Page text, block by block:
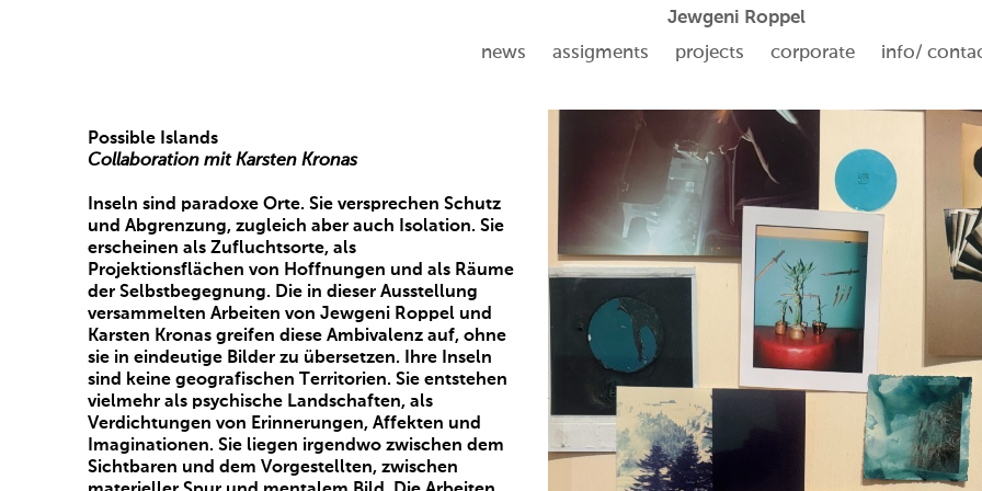
Jewgeni Roppel
news
assigments projects corporate info/
Possible Islands
Collaboration mit Karsten Kronas
Inseln sind paradoxe Orte. Sie versprechen Schutz
und Abgrenzung, zugleich aber auch Isolation. Sie
erscheinen als Zufluchtsorte, als
Projektionsflächen von Hoffnungen und als Räume
der Selbstbegegnung. Die in dieser Ausstellung
versammelten Arbeiten von Jewgeni Roppel und
Karsten Kronas greifen diese Ambivalenz auf, ohne
sie in eindeutige Bilder zu übersetzen. Ihre Inseln
sind keine geografischen Territorien. Sie entstehen
vielmehr als psychische Landschaften, als
Verdichtungen von Erinnerungen, Affekten und
Imaginationen. Sie liegen irgendwo zwischen dem
Sichtbaren und dem Vorgestellten, zwischen